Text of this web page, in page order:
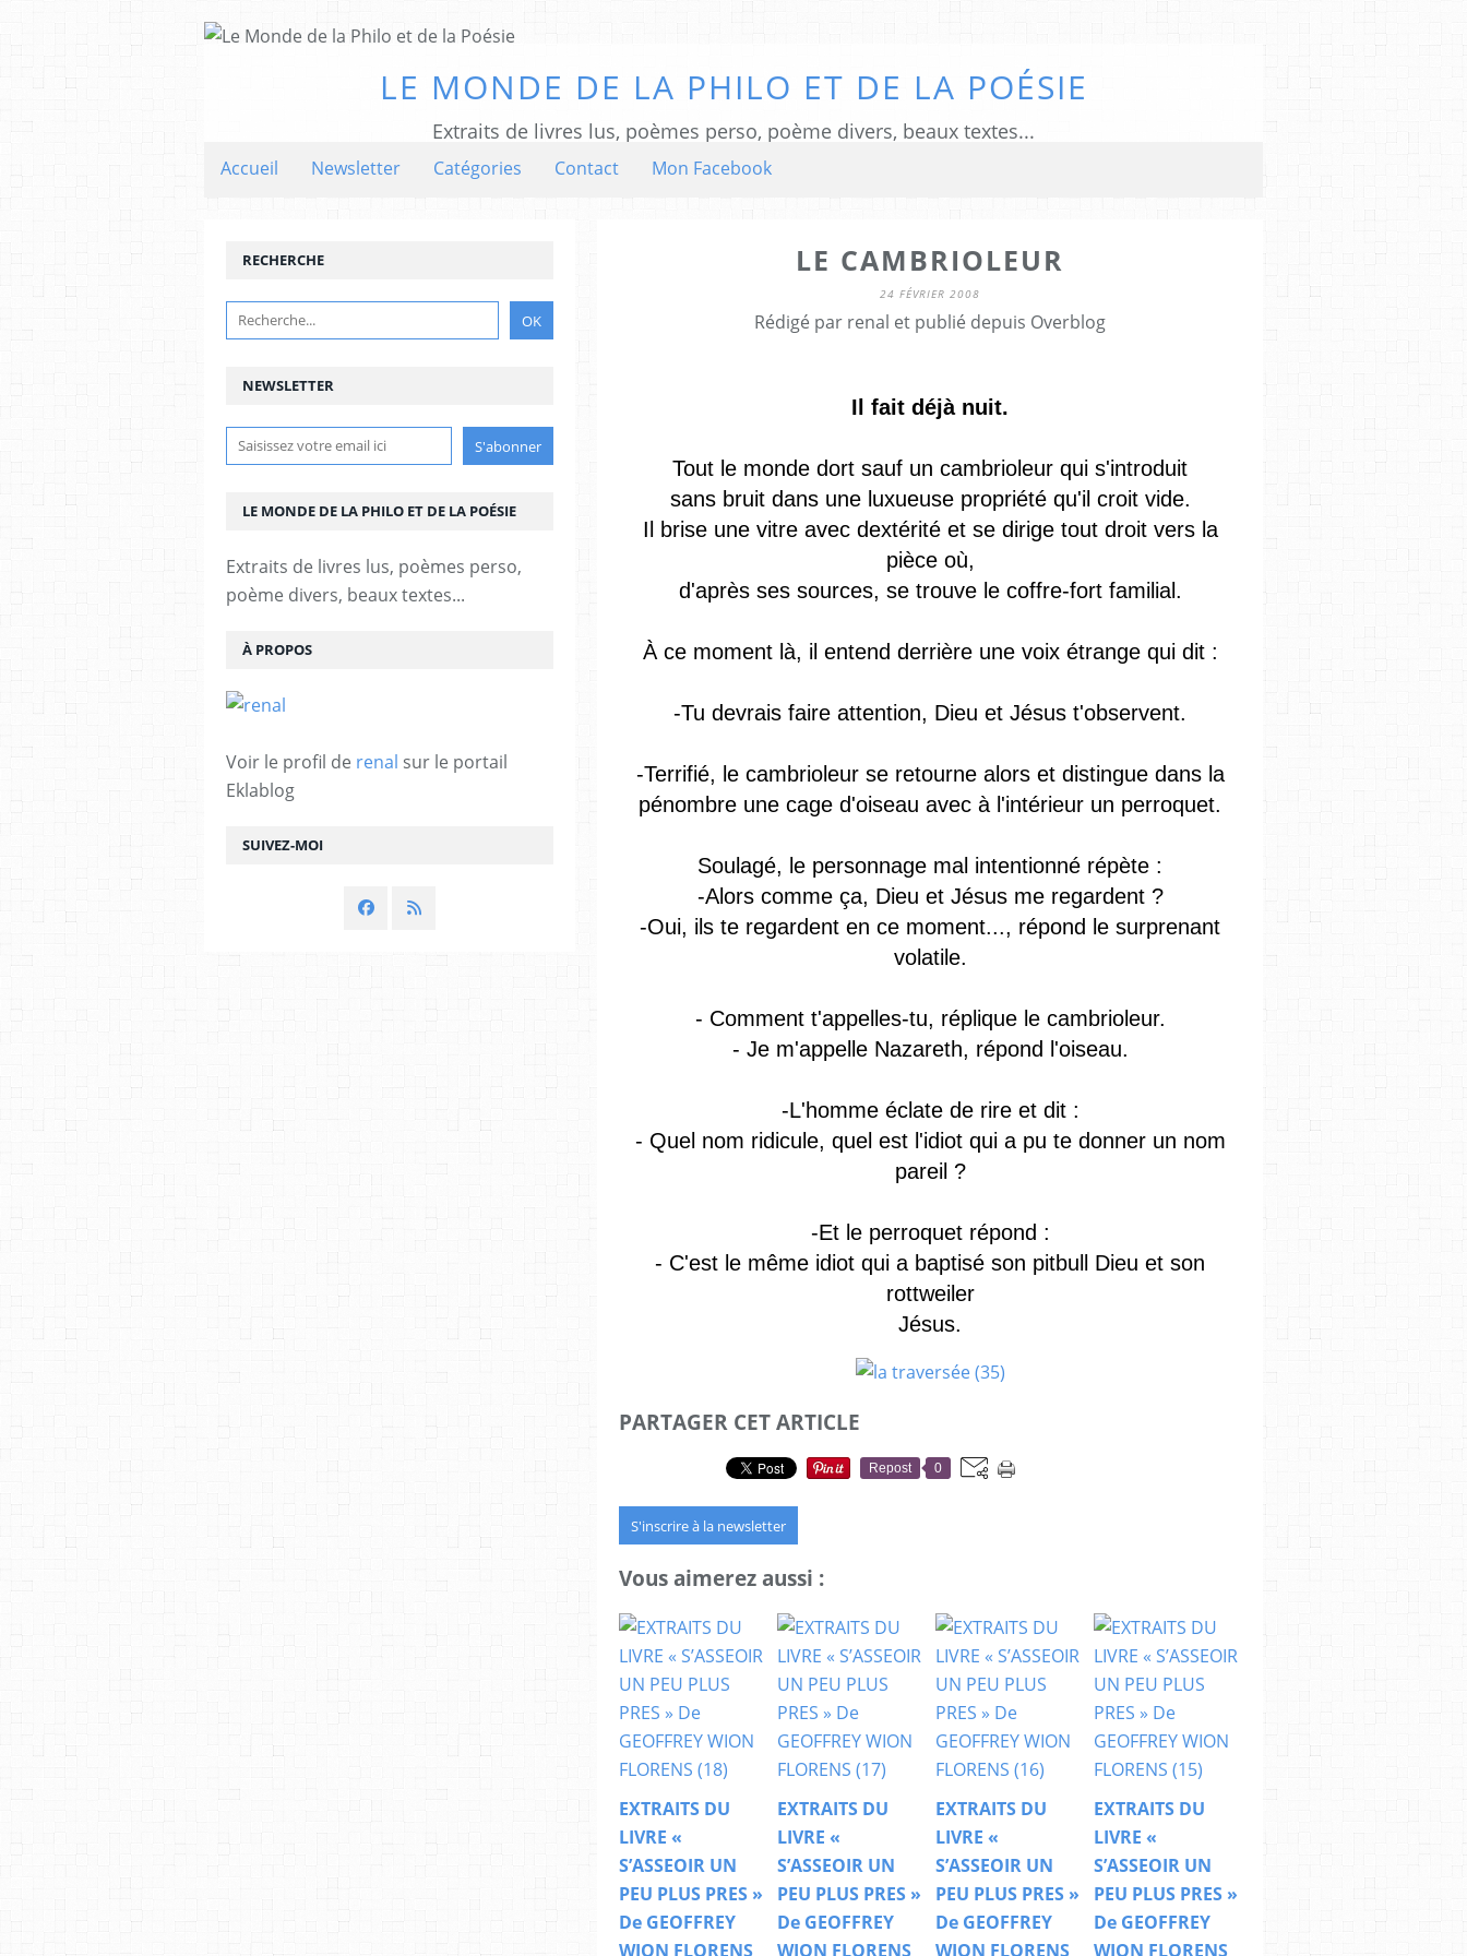
LE MONDE DE LA PHILO ET DE LA POÉSIE
Extraits de livres lus, poèmes perso, poème divers, beaux textes...
Accueil Newsletter Catégories Contact Mon Facebook
LE CAMBRIOLEUR
24 FÉVRIER 2008
Rédigé par renal et publié depuis Overblog
Il fait déjà nuit.
Tout le monde dort sauf un cambrioleur qui s'introduit
sans bruit dans une luxueuse propriété qu'il croit vide.
Il brise une vitre avec dextérité et se dirige tout droit vers la
pièce où,
d'après ses sources, se trouve le coffre-fort familial.
À ce moment là, il entend derrière une voix étrange qui dit :
-Tu devrais faire attention, Dieu et Jésus t'observent.
-Terrifié, le cambrioleur se retourne alors et distingue dans la
pénombre une cage d'oiseau avec à l'intérieur un perroquet.
Soulagé, le personnage mal intentionné répète :
-Alors comme ça, Dieu et Jésus me regardent ?
-Oui, ils te regardent en ce moment..., répond le surprenant
volatile.
- Comment t'appelles-tu, réplique le cambrioleur.
- Je m'appelle Nazareth, répond l'oiseau.
-L'homme éclate de rire et dit :
- Quel nom ridicule, quel est l'idiot qui a pu te donner un nom
pareil ?
-Et le perroquet répond :
- C'est le même idiot qui a baptisé son pitbull Dieu et son
rottweiler
Jésus.
PARTAGER CET ARTICLE
Repost 0
S'inscrire à la newsletter
Vous aimerez aussi :
EXTRAITS DU
LIVRE «
S’ASSEOIR UN
PEU PLUS PRES »
De GEOFFREY
WION FLORENS
EXTRAITS DU
LIVRE «
S’ASSEOIR UN
PEU PLUS PRES »
De GEOFFREY
WION FLORENS
EXTRAITS DU
LIVRE «
S’ASSEOIR UN
PEU PLUS PRES »
De GEOFFREY
WION FLORENS
EXTRAITS DU
LIVRE «
S’ASSEOIR UN
PEU PLUS PRES »
De GEOFFREY
WION FLORENS
NEWSLETTER
SUIVEZ-MOI
RECHERCHE
LE MONDE DE LA PHILO ET DE LA POÉSIE
Extraits de livres lus, poèmes perso,
poème divers, beaux textes...
À PROPOS
Voir le profil de renal sur le portail
Eklablog